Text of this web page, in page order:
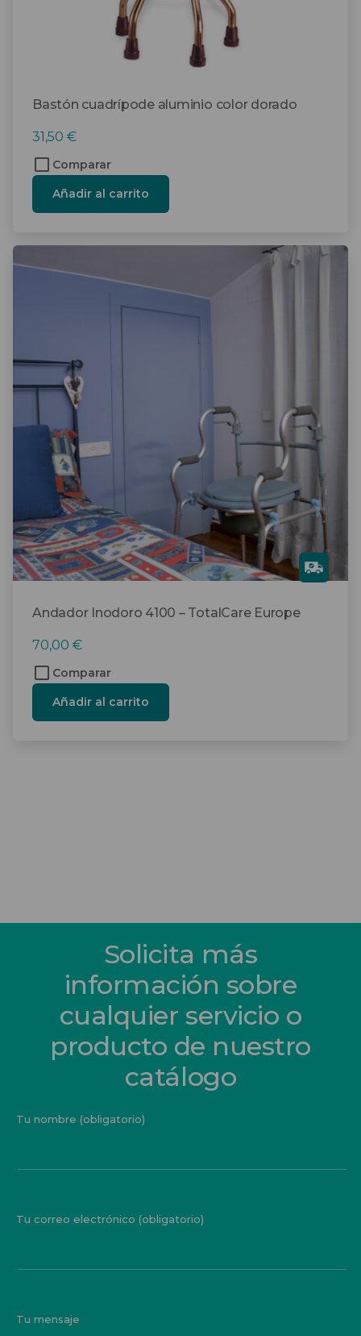
Bastón cuadrípode aluminio color dorado
31,50 €
Comparar
Añadir al carrito
Andador Inodoro 4100 – TotalCare Europe
Gra
tis
70,00 €
Comparar
Añadir al carrito
Solicita más
información sobre
cualquier servicio o
producto de nuestro
catálogo
Tu nombre (obligatorio)
Tu correo electrónico (obligatorio)
Tu mensaje